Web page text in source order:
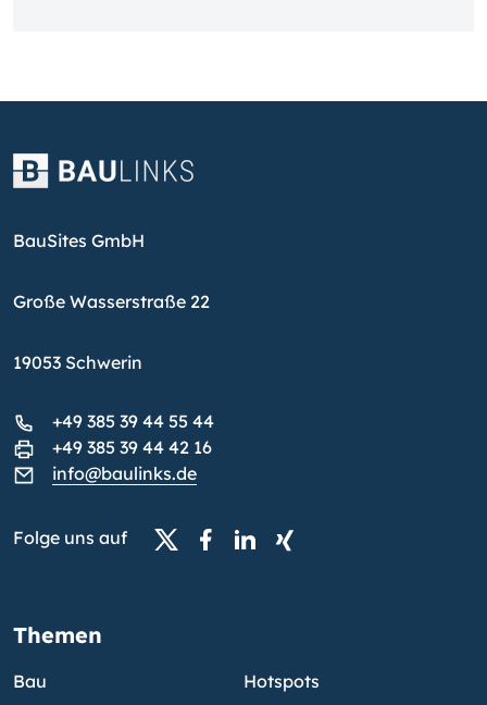
BauSites GmbH
Große Wasserstraße 22
19053 Schwerin
+49 385 39 44 55 44
+49 385 39 44 42 16
info@baulinks.de
Folge uns auf
Themen
Bau
Hotspots